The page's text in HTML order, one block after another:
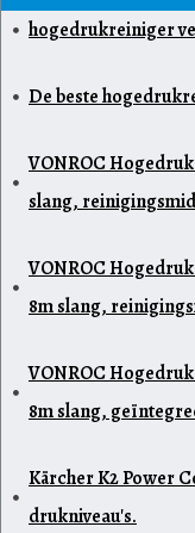
hogedrukreiniger
De beste
VONROC
slang,
VONROC
8m slang,
VONROC
8m slang,
Kärcher K2 Power
drukniveau's.